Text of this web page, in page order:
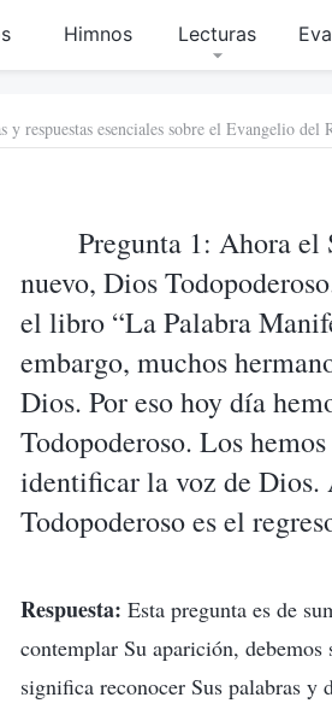
Himnos Lecturas
y respuestas esenciales sobre el Evangelio del
Pregunta 1: Ahora el
nuevo, Dios
el libro “La Palabra
embargo, muchos
Dios. Por eso hoy día
Todopoderoso. Los
identificar la voz de Dios.
Todopoderoso es el
Respuesta: Esta pregunta es de
contemplar Su aparición,
significa reconocer Sus palabras y